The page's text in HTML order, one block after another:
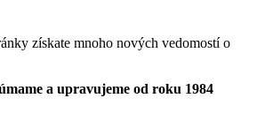
získate mnoho nových vedomostí o
a upravujeme od roku 1984